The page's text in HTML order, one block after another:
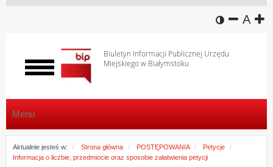
wersja
A
Biuletyn Informacji Publicznej Urzędu
Miejskiego w Białymstoku
Włącz
menu
Menu
Aktualnie jesteś w: Strona główna POSTĘPOWANIA
Petycje
Informacja o liczbie, przedmiocie oraz sposobie załatwienia petycji